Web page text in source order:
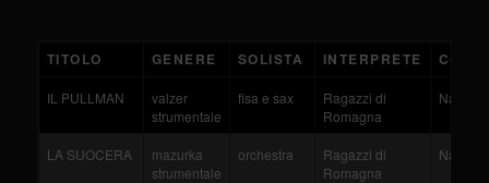
TITOLO GENERE SOLISTA INTERPRETE
IL PULLMAN
valzer
strumentale
fisa e sax
Ragazzi di
Romagna
Nanni -
LA SUOCERA
mazurka
strumentale
orchestra
Ragazzi di
Romagna
Nanni -